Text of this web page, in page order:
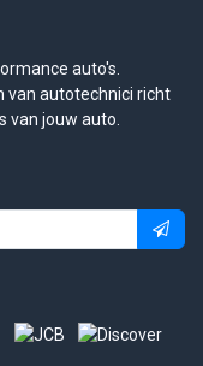
auto's.
van autotechnici richt
van jouw auto.